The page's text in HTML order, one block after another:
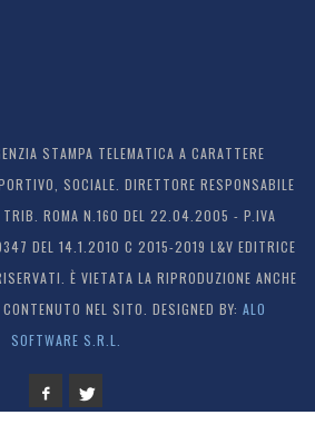
STAMPA TELEMATICA A CARATTERE
SOCIALE. DIRETTORE RESPONSABILE
TRIB. ROMA N.160 DEL 22.04.2005 - P.IVA
DEL 14.1.2010 C 2015-2019 L&V EDITRICE
È VIETATA LA RIPRODUZIONE ANCHE
NEL SITO. DESIGNED BY: ALO
SOFTWARE S.R.L.